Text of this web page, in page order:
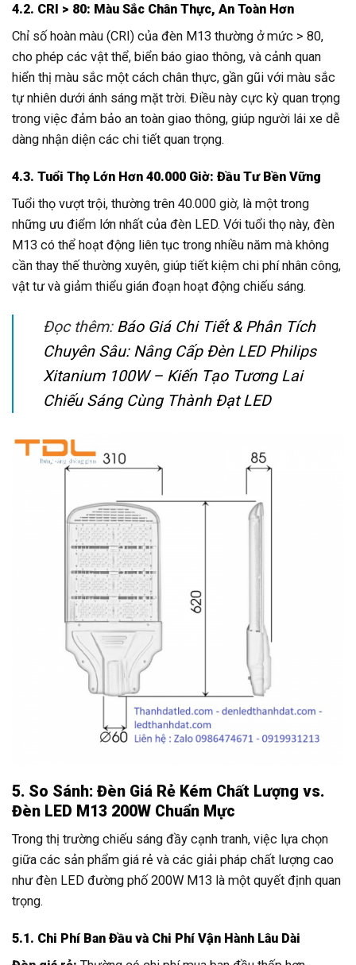
4.2. CRI > 80: Màu Sắc Chân Thực, An Toàn Hơn
Chỉ số hoàn màu (CRI) của đèn M13 thường ở mức > 80,
cho phép các vật thể, biển báo giao thông, và cảnh quan
hiển thị màu sắc một cách chân thực, gần gũi với màu sắc
tự nhiên dưới ánh sáng mặt trời. Điều này cực kỳ quan trọng
trong việc đảm bảo an toàn giao thông, giúp người lái xe dễ
dàng nhận diện các chi tiết quan trọng.
4.3. Tuổi Thọ Lớn Hơn 40.000 Giờ: Đầu Tư Bền Vững
Tuổi thọ vượt trội, thường trên 40.000 giờ, là một trong
những ưu điểm lớn nhất của đèn LED. Với tuổi thọ này, đèn
M13 có thể hoạt động liên tục trong nhiều năm mà không
cần thay thế thường xuyên, giúp tiết kiệm chi phí nhân công,
vật tư và giảm thiểu gián đoạn hoạt động chiếu sáng.
Đọc thêm: Báo Giá Chi Tiết & Phân Tích
Chuyên Sâu: Nâng Cấp Đèn LED Philips
Xitanium 100W – Kiến Tạo Tương Lai
Chiếu Sáng Cùng Thành Đạt LED
5. So Sánh: Đèn Giá Rẻ Kém Chất Lượng vs.
Đèn LED M13 200W Chuẩn Mực
Trong thị trường chiếu sáng đầy cạnh tranh, việc lựa chọn
giữa các sản phẩm giá rẻ và các giải pháp chất lượng cao
như đèn LED đường phố 200W M13 là một quyết định quan
trọng.
5.1. Chi Phí Ban Đầu và Chi Phí Vận Hành Lâu Dài